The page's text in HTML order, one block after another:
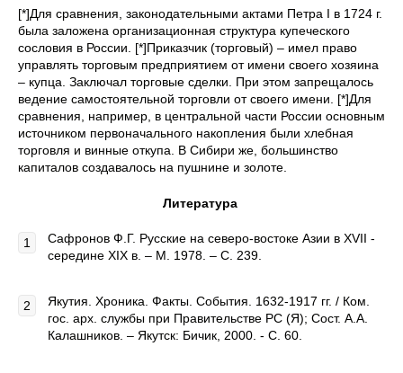
[*]Для сравнения, законодательными актами Петра I в 1724 г.
была заложена организационная структура купеческого
сословия в России. [*]Приказчик (торговый) – имел право
управлять торговым предприятием от имени своего хозяина
– купца. Заключал торговые сделки. При этом запрещалось
ведение самостоятельной торговли от своего имени. [*]Для
сравнения, например, в центральной части России основным
источником первоначального накопления были хлебная
торговля и винные откупа. В Сибири же, большинство
капиталов создавалось на пушнине и золоте.
Литература
Сафронов Ф.Г. Русские на северо-востоке Азии в ХVII -
середине ХIХ в. – М. 1978. – С. 239.
Якутия. Хроника. Факты. События. 1632-1917 гг. / Ком.
гос. арх. службы при Правительстве РС (Я); Сост. А.А.
Калашников. – Якутск: Бичик, 2000. - С. 60.